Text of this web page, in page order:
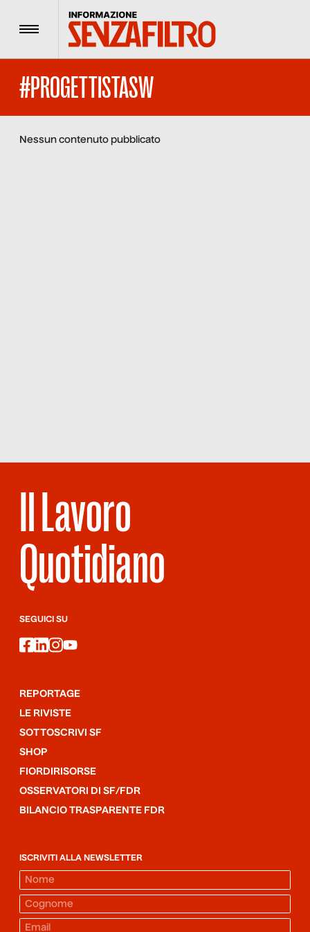
Menu
#PROGETTISTASW
Nessun contenuto pubblicato
Il Lavoro
Quotidiano
SEGUICI SU
facebook
linkedin
instagram
youtube
REPORTAGE
LE RIVISTE
SOTTOSCRIVI SF
SHOP
FIORDIRISORSE
OSSERVATORI DI SF/FDR
BILANCIO TRASPARENTE FDR
ISCRIVITI ALLA NEWSLETTER